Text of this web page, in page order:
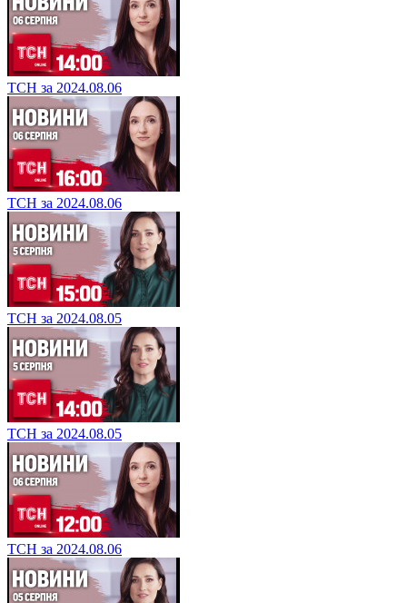
ТСН за 2024.08.06
ТСН за 2024.08.06
ТСН за 2024.08.05
ТСН за 2024.08.05
ТСН за 2024.08.06